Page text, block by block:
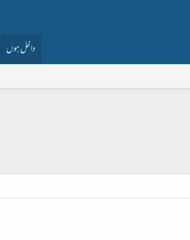
داخل ہوں